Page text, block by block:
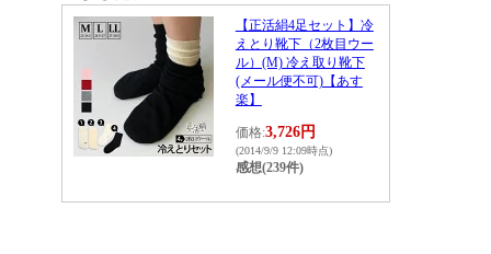
【正活絹4足セット】冷
えとり靴下（2枚目ウー
ル）(M) 冷え取り靴下
(メール便不可)【あす
楽】
価格:3,726円
(2014/9/9 12:09時点)
感想(239件)